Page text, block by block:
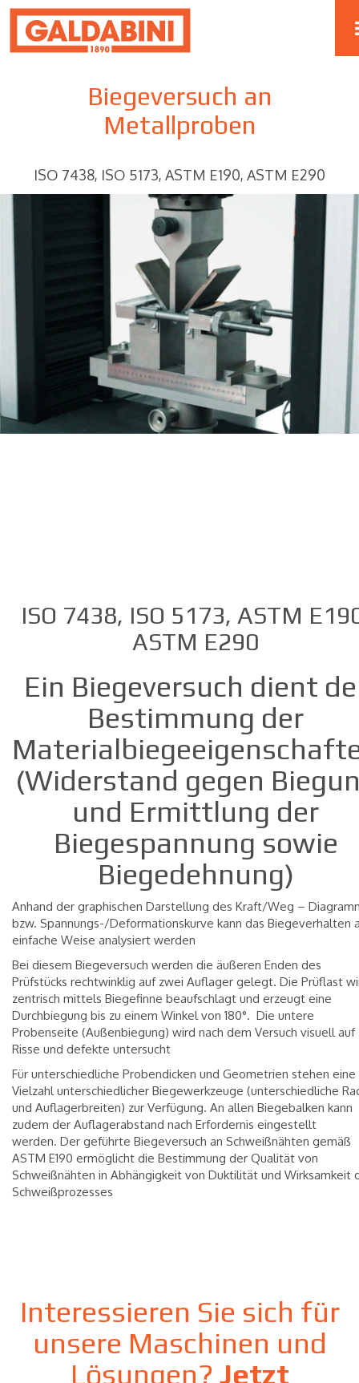
Biegeversuch an
Metallproben
ISO 7438, ISO 5173, ASTM E190, ASTM E290
ISO 7438, ISO 5173, ASTM
ASTM E290
Ein Biegeversuch dient
Bestimmung der
(Widerstand gegen
und Ermittlung der
Biegespannung sowie
Biegedehnung)
Anhand der graphischen Darstellung des Kraft/Weg –
bzw. Spannungs-/Deformationskurve kann das Biegeverhalten
einfache Weise analysiert werden
Bei diesem Biegeversuch werden die äußeren Enden des
Prüfstücks rechtwinklig auf zwei Auflager gelegt. Die Prüflast
zentrisch mittels Biegefinne beaufschlagt und erzeugt eine
Durchbiegung bis zu einem Winkel von 180°. Die untere
Probenseite (Außenbiegung) wird nach dem Versuch visuell auf
Risse und defekte untersucht
Für unterschiedliche Probendicken und Geometrien stehen eine
Vielzahl unterschiedlicher Biegewerkzeuge (unterschiedliche
und Auflagerbreiten) zur Verfügung. An allen Biegebalken kann
zudem der Auflagerabstand nach Erfordernis eingestellt
werden. Der geführte Biegeversuch an Schweißnähten gemäß
ASTM E190 ermöglicht die Bestimmung der Qualität von
Schweißnähten in Abhängigkeit von Duktilität und Wirksamkeit
Schweißprozesses
Interessieren Sie sich für
unsere Maschinen und
Lösungen? Jetzt